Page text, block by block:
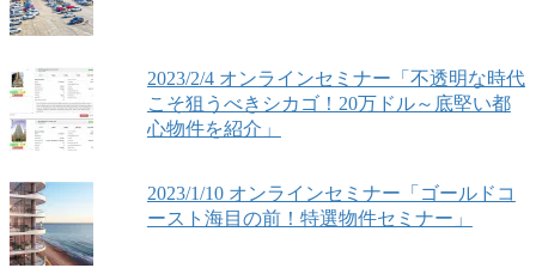
2023/2/4 オンラインセミナー「不透明な時代
こそ狙うべきシカゴ！20万ドル～底堅い都
心物件を紹介」
2023/1/10 オンラインセミナー「ゴールドコ
ースト海目の前！特選物件セミナー」